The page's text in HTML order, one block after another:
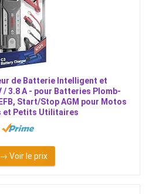
de Batterie Intelligent et
/ 3.8 A - pour Batteries Plomb-
Start/Stop AGM pour Motos
et Petits Utilitaires
→ Voir le prix